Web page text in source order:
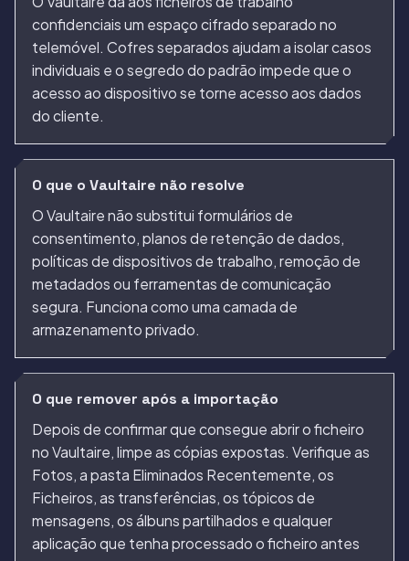
confidenciais um espaço cifrado separado no
telemóvel. Cofres separados ajudam a isolar casos
individuais e o segredo do padrão impede que o
acesso ao dispositivo se torne acesso aos dados
do cliente.
O que o Vaultaire não resolve
O Vaultaire não substitui formulários de
consentimento, planos de retenção de dados,
políticas de dispositivos de trabalho, remoção de
metadados ou ferramentas de comunicação
segura. Funciona como uma camada de
armazenamento privado.
O que remover após a importação
Depois de confirmar que consegue abrir o ficheiro
no Vaultaire, limpe as cópias expostas. Verifique as
Fotos, a pasta Eliminados Recentemente, os
Ficheiros, as transferências, os tópicos de
mensagens, os álbuns partilhados e qualquer
aplicação que tenha processado o ficheiro antes